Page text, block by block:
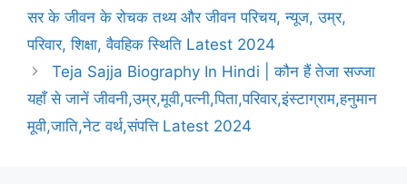
सर के जीवन के रोचक तथ्य और जीवन परिचय, न्यूज, उम्र,
परिवार, शिक्षा, वैवहिक स्थिति Latest 2024
Teja Sajja Biography In Hindi | कौन हैं तेजा सज्जा
यहाँ से जानें जीवनी,उम्र,मूवी,पत्नी,पिता,परिवार,इंस्टाग्राम,हनुमान
मूवी,जाति,नेट वर्थ,संपत्ति Latest 2024